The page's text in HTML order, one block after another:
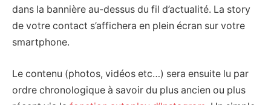
dans la bannière au-dessus du fil d’actualité. La story
de votre contact s’affichera en plein écran sur votre
smartphone.
Le contenu (photos, vidéos etc…) sera ensuite lu par
ordre chronologique à savoir du plus ancien ou plus